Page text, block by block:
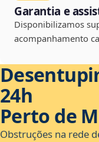
Garantia e
Disponibilizamos
acompanhamento
24h
Perto de
Obstruções na rede